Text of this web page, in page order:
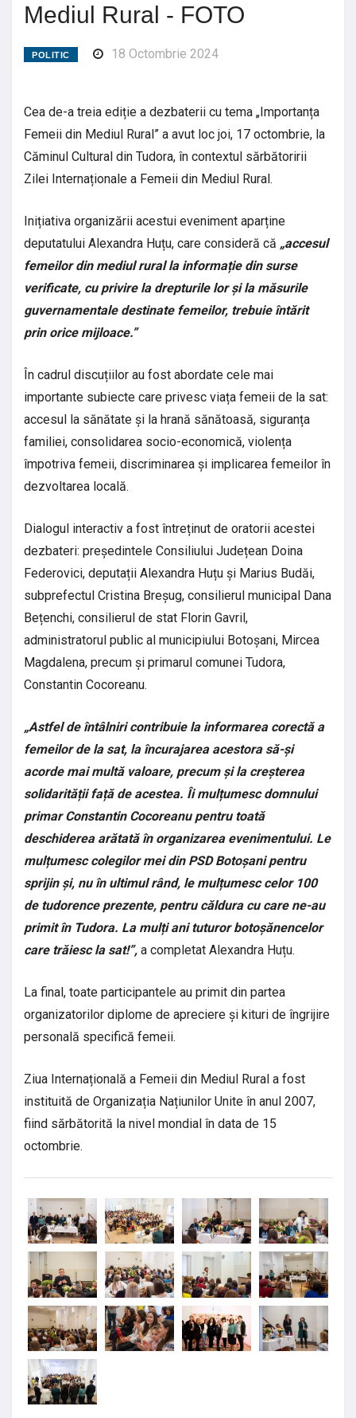
Mediul Rural - FOTO
POLITIC 18 Octombrie 2024
Cea de-a treia ediție a dezbaterii cu tema „Importanța
Femeii din Mediul Rural” a avut loc joi, 17 octombrie, la
Căminul Cultural din Tudora, în contextul sărbătoririi
Zilei Internaționale a Femeii din Mediul Rural.
Inițiativa organizării acestui eveniment aparține
deputatului Alexandra Huțu, care consideră că „accesul
femeilor din mediul rural la informație din surse
verificate, cu privire la drepturile lor și la măsurile
guvernamentale destinate femeilor, trebuie întărit
prin orice mijloace.”
În cadrul discuțiilor au fost abordate cele mai
importante subiecte care privesc viața femeii de la sat:
accesul la sănătate și la hrană sănătoasă, siguranța
familiei, consolidarea socio-economică, violența
împotriva femeii, discriminarea și implicarea femeilor în
dezvoltarea locală.
Dialogul interactiv a fost întreținut de oratorii acestei
dezbateri: președintele Consiliului Județean Doina
Federovici, deputații Alexandra Huțu și Marius Budăi,
subprefectul Cristina Breșug, consilierul municipal Dana
Bețenchi, consilierul de stat Florin Gavril,
administratorul public al municipiului Botoșani, Mircea
Magdalena, precum și primarul comunei Tudora,
Constantin Cocoreanu.
„Astfel de întâlniri contribuie la informarea corectă a
femeilor de la sat, la încurajarea acestora să-și
acorde mai multă valoare, precum și la creșterea
solidarității față de acestea. Îi mulțumesc domnului
primar Constantin Cocoreanu pentru toată
deschiderea arătată în organizarea evenimentului. Le
mulțumesc colegilor mei din PSD Botoșani pentru
sprijin și, nu în ultimul rând, le mulțumesc celor 100
de tudorence prezente, pentru căldura cu care ne-au
primit în Tudora. La mulți ani tuturor botoșănencelor
care trăiesc la sat!”, a completat Alexandra Huțu.
La final, toate participantele au primit din partea
organizatorilor diplome de apreciere și kituri de îngrijire
personală specifică femeii.
Ziua Internațională a Femeii din Mediul Rural a fost
instituită de Organizația Națiunilor Unite în anul 2007,
fiind sărbătorită la nivel mondial în data de 15
octombrie.